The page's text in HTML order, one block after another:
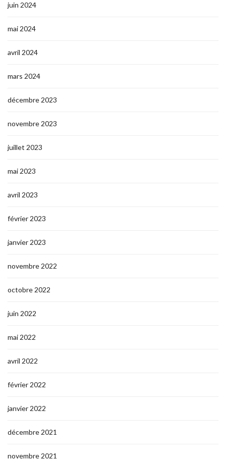
juin 2024
mai 2024
avril 2024
mars 2024
décembre 2023
novembre 2023
juillet 2023
mai 2023
avril 2023
février 2023
janvier 2023
novembre 2022
octobre 2022
juin 2022
mai 2022
avril 2022
février 2022
janvier 2022
décembre 2021
novembre 2021